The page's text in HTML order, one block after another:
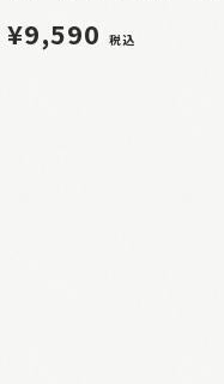
¥9,590 税込